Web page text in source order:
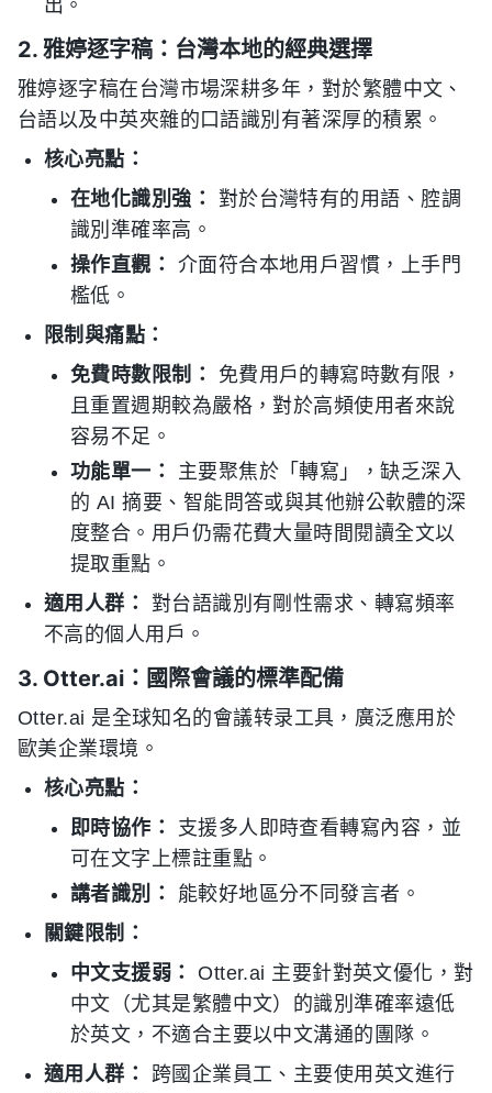
出。
2. 雅婷逐字稿：台灣本地的經典選擇
雅婷逐字稿在台灣市場深耕多年，對於繁體中文、
台語以及中英夾雜的口語識別有著深厚的積累。
核心亮點：
在地化識別強：
對於台灣特有的用語、腔調
識別準確率高。
操作直觀：
介面符合本地用戶習慣，上手門
檻低。
限制與痛點：
免費時數限制：
免費用戶的轉寫時數有限，
且重置週期較為嚴格，對於高頻使用者來說
容易不足。
功能單一：
主要聚焦於「轉寫」，缺乏深入
的 AI 摘要、智能問答或與其他辦公軟體的深
度整合。用戶仍需花費大量時間閱讀全文以
提取重點。
適用人群：
對台語識別有剛性需求、轉寫頻率
不高的個人用戶。
3. Otter.ai：國際會議的標準配備
Otter.ai 是全球知名的會議转录工具，廣泛應用於
歐美企業環境。
核心亮點：
即時協作：
支援多人即時查看轉寫內容，並
可在文字上標註重點。
講者識別：
能較好地區分不同發言者。
關鍵限制：
中文支援弱：
Otter.ai 主要針對英文優化，對
中文（尤其是繁體中文）的識別準確率遠低
於英文，不適合主要以中文溝通的團隊。
適用人群：
跨國企業員工、主要使用英文進行